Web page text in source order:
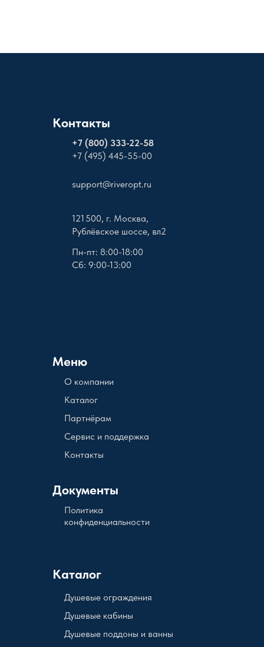
Контакты
+7 (800) 333-22-58
+7 (495) 445-55-00
support@riveropt.ru
Меню
121 500, г. Москва,
Рублёвское шоссе, вл2
О компании
Документы
Пн-пт: 8:00-18:00
Сб: 9:00-13:00
Каталог
Политика
конфиденциальности
Партнёрам
Сервис и поддержка
Контакты
Каталог
Душевые кабины
Душевые поддоны и ванны
Душевые ограждения